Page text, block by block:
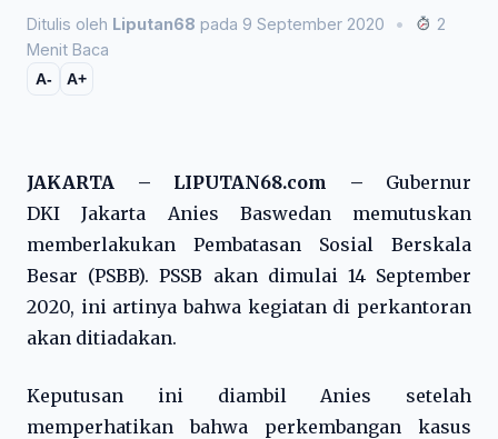
Ditulis oleh Liputan68 pada 9 September 2020 •
2
Menit Baca
A- A+
JAKARTA – LIPUTAN68.com – Gubernur
DKI Jakarta Anies Baswedan memutuskan
memberlakukan Pembatasan Sosial Berskala
Besar (PSBB). PSSB akan dimulai 14 September
2020, ini artinya bahwa kegiatan di perkantoran
akan ditiadakan.
Keputusan ini diambil Anies setelah
memperhatikan bahwa perkembangan kasus